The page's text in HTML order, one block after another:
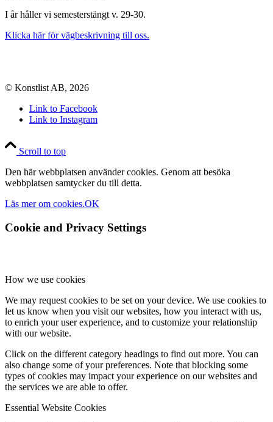
I år håller vi semesterstängt v. 29-30.
Klicka här för vägbeskrivning till oss.
© Konstlist AB, 2026
Link to Facebook
Link to Instagram
Scroll to top
Den här webbplatsen använder cookies. Genom att besöka
webbplatsen samtycker du till detta.
Läs mer om cookies.OK
Cookie and Privacy Settings
How we use cookies
We may request cookies to be set on your device. We use cookies to
let us know when you visit our websites, how you interact with us,
to enrich your user experience, and to customize your relationship
with our website.
Click on the different category headings to find out more. You can
also change some of your preferences. Note that blocking some
types of cookies may impact your experience on our websites and
the services we are able to offer.
Essential Website Cookies